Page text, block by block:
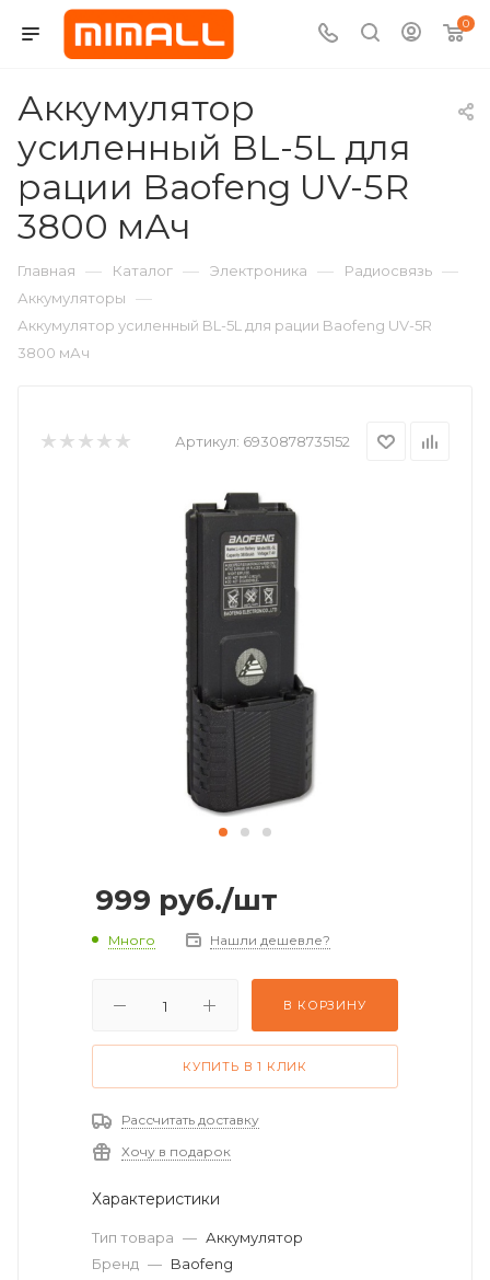
0
Аккумулятор
усиленный BL-5L для
рации Baofeng UV-5R
3800 мАч
Главная — Каталог — Электроника — Радиосвязь —
Аккумуляторы —
Аккумулятор усиленный BL-5L для рации Baofeng UV-5R
3800 мАч
Артикул: 6930878735152
999 руб./шт
Много Нашли дешевле?
В КОРЗИНУ
КУПИТЬ В 1 КЛИК
Рассчитать доставку
Хочу в подарок
Характеристики
Тип товара — Аккумулятор
Бренд — Baofeng